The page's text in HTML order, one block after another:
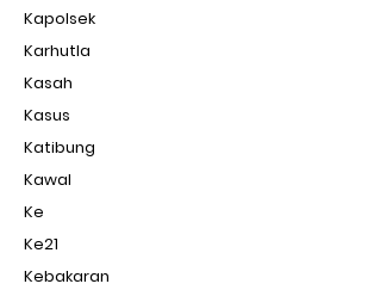
Kapolsek
Karhutla
Kasah
Kasus
Katibung
Kawal
Ke
Ke21
Kebakaran